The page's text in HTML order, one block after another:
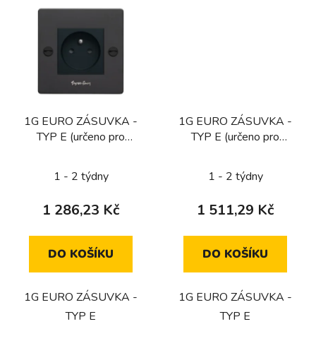
1G EURO ZÁSUVKA -
TYP E (určeno pro
1 - 2 týdny
1 286,23 Kč
DO KOŠÍKU
1G EURO ZÁSUVKA -
TYP E
1G EURO ZÁSUVKA -
TYP E (určeno pro
BRONZ
1 - 2 týdny
1 511,29 Kč
DO KOŠÍKU
1G EURO ZÁSUVKA -
TYP E